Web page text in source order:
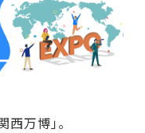
万博」。